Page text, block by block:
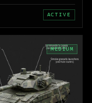
ACTIVE
MEDIUM